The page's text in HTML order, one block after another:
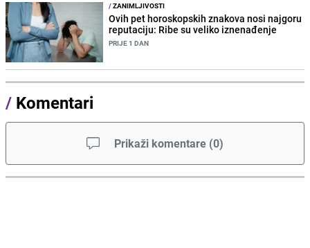
/ZANIMLJIVOSTI
Ovih pet horoskopskih znakova nosi najgoru
reputaciju: Ribe su veliko iznenađenje
PRIJE 1 DAN
/ Komentari
Prikaži komentare (0)